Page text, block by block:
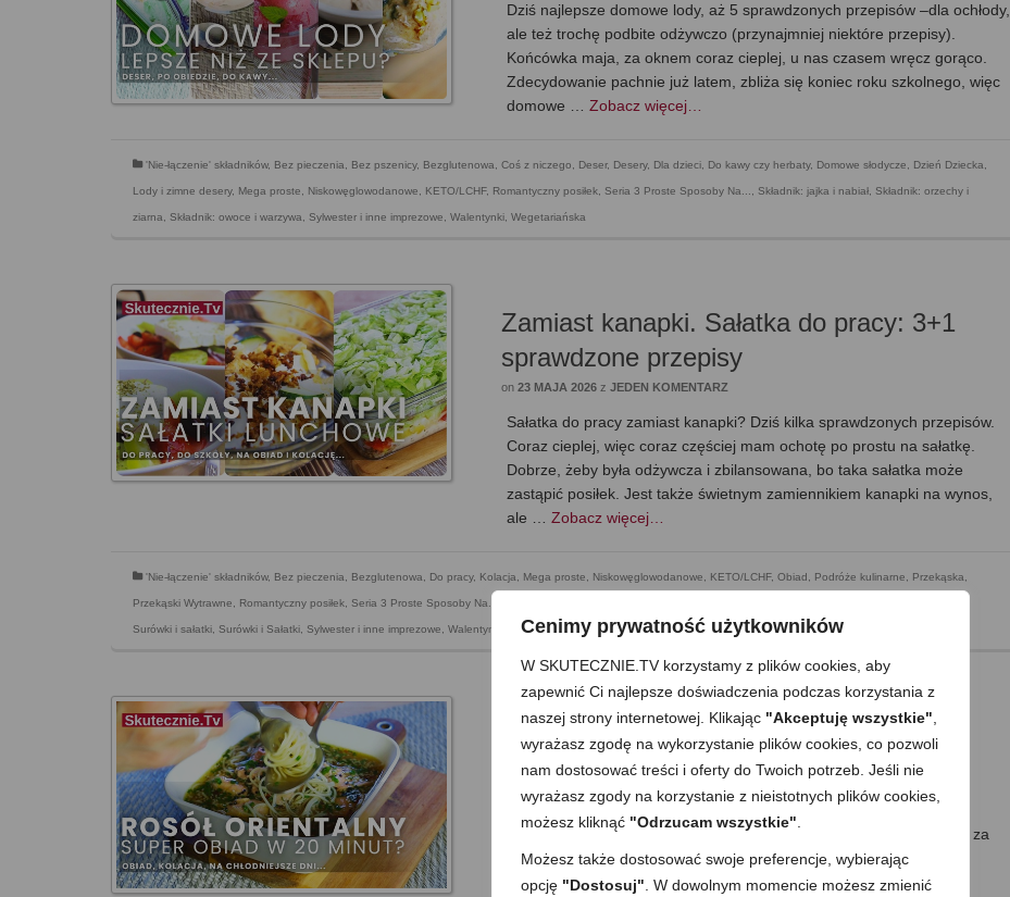
Cenimy prywatność użytkowników
W SKUTECZNIE.TV korzystamy z plików cookies, aby
zapewnić Ci najlepsze doświadczenia podczas korzystania z
naszej strony internetowej. Klikając "Akceptuję wszystkie"
wyrażasz zgodę na wykorzystanie plików cookies, co pozwoli
nam dostosować treści i oferty do Twoich potrzeb. Jeśli nie
wyrażasz zgody na korzystanie z nieistotnych plików cookies,
możesz kliknąć "Odrzucam wszystkie"
Możesz także dostosować swoje preferencje, wybierając
opcję "Dostosuj" . W dowolnym momencie możesz zmienić
Dziś najlepsze domowe lody, aż 5 sprawdzonych przepisów –dla ochłody,
ale też trochę podbite odżywczo (przynajmniej niektóre przepisy).
Końcówka maja, za oknem coraz cieplej, u nas czasem wręcz gorąco.
Zdecydowanie pachnie już latem, zbliża się koniec roku szkolnego, więc
domowe …Zobacz więcej…
'Nie-łączenie' składników, Bez pieczenia, Bez pszenicy, Bezglutenowa, Coś z niczego, Deser, Desery, Dla dzieci, Do kawy czy herbaty, Domowe słodycze, Dzień Dziecka,
Lody i zimne desery, Mega proste, Niskowęglowodanowe, KETO/LCHF, Romantyczny posiłek, Seria 3 Proste Sposoby Na..., Składnik: jajka i nabiał, Składnik: orzechy i
ziarna, Składnik: owoce i warzywa, Sylwester i inne imprezowe, Walentynki, Wegetariańska
Zamiast kanapki. Sałatka do pracy: 3+1
sprawdzone przepisy
on23 MAJA 2026 zJEDEN KOMENTARZ
Sałatka do pracy zamiast kanapki? Dziś kilka sprawdzonych przepisów.
Coraz cieplej, więc coraz częściej mam ochotę po prostu na sałatkę.
Dobrze, żeby była odżywcza i zbilansowana, bo taka sałatka może
zastąpić posiłek. Jest także świetnym zamiennikiem kanapki na wynos,
ale …Zobacz więcej…
'Nie-łączenie' składników, Bez pieczenia, Bezglutenowa, Do pracy, Kolacja, Mega proste, Niskowęglowodanowe, KETO/LCHF, Obiad, Podróże kulinarne, Przekąska,
Przekąski Wytrawne, Romantyczny posiłek, Seria 3 Proste Sposoby Na...
Surówki i sałatki, Surówki i Sałatki, Sylwester i inne imprezowe, Walentynki Zdrowe jedzenie
Rosół orientalny z łososiem. Obiad w 20
minut i lepszy niż myślisz
9 MAJA 2026 zBRAK KOMENTARZY
Dziś zapraszam na rosół orientalny z łososiem i makaronem. U nas za
oknem zadziwiająco chłodno jak na tę porę roku, więc serio z
przyjemnością ją zjedliśmy. W naszym domu sprawdza się jednak o